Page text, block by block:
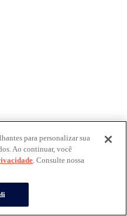
para personalizar sua
Ao continuar, você
. Consulte nossa